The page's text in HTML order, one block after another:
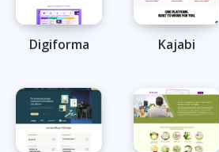
Digiforma Kajabi